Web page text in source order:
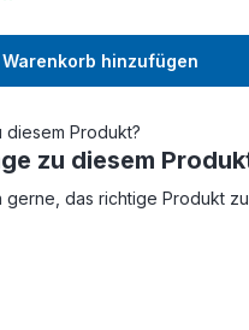
Warenkorb hinzufügen
zu diesem
gerne, das richtige Produkt